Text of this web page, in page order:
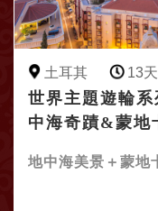
土耳其 13
世界主題遊輪
中海奇蹟&蒙地
地中海美景＋蒙地